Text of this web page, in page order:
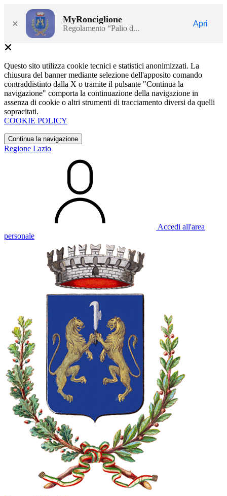
× MyRonciglione
Regolamento “Palio d...
Apri
Questo sito utilizza cookie tecnici e statistici anonimizzati. La
chiusura del banner mediante selezione dell'apposito comando
contraddistinto dalla X o tramite il pulsante "Continua la
navigazione" comporta la continuazione della navigazione in
assenza di cookie o altri strumenti di tracciamento diversi da quelli
sopracitati.
COOKIE POLICY
Continua la navigazione
Regione Lazio
Accedi all'area
personale